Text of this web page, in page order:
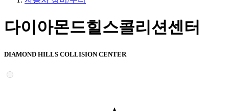
다이아몬드힐스콜리션센터
DIAMOND HILLS COLLISION CENTER